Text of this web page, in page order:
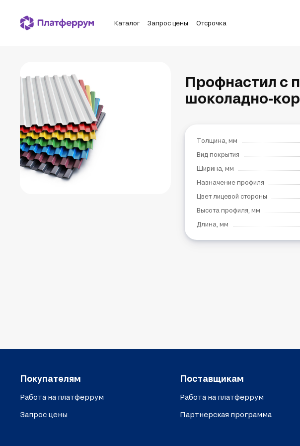
Каталог Запрос цены Отсрочка
Профнастил с
шоколадно-
Толщина, мм
Вид покрытия
Ширина, мм
Назначение профиля
Цвет лицевой стороны
Высота профиля, мм
Длина, мм
Покупателям
Работа на платферрум
Запрос цены
Поставщикам
Работа на платферрум
Партнерская программа